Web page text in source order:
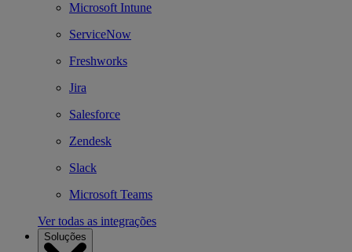
Microsoft Intune
ServiceNow
Freshworks
Jira
Salesforce
Zendesk
Slack
Microsoft Teams
Ver todas as integrações
Soluções